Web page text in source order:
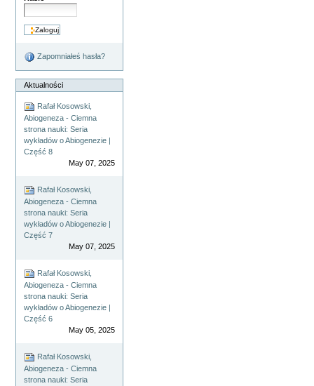
Zapomniałeś hasła?
Aktualności
Rafał Kosowski,
Abiogeneza - Ciemna
strona nauki: Seria
wykładów o Abiogenezie |
Część 8
May 07, 2025
Rafał Kosowski,
Abiogeneza - Ciemna
strona nauki: Seria
wykładów o Abiogenezie |
Część 7
May 07, 2025
Rafał Kosowski,
Abiogeneza - Ciemna
strona nauki: Seria
wykładów o Abiogenezie |
Część 6
May 05, 2025
Rafał Kosowski,
Abiogeneza - Ciemna
strona nauki: Seria